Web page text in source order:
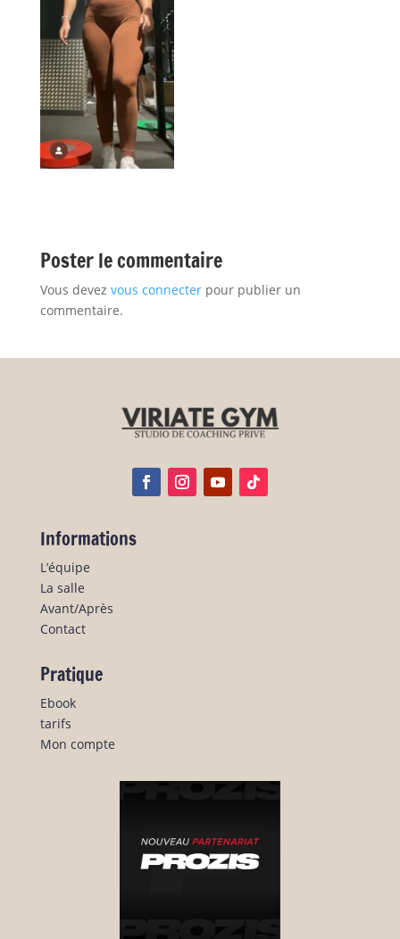
Poster le commentaire
Vous devez vous connecterpour publier un
commentaire.
Informations
L’équipe
La salle
Avant/Après
Contact
Pratique
Ebook
tarifs
Mon compte